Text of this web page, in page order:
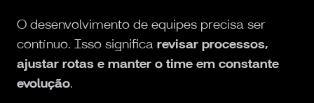
O desenvolvimento de equipes precisa ser
contínuo. Isso significa revisar processos,
ajustar rotas e manter o time em constante
evolução.